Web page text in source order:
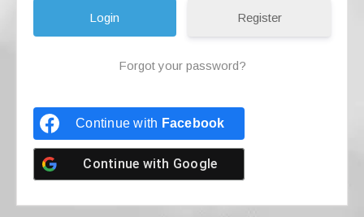
Register
Forgot your password?
Continue with Facebook
Continue with Google